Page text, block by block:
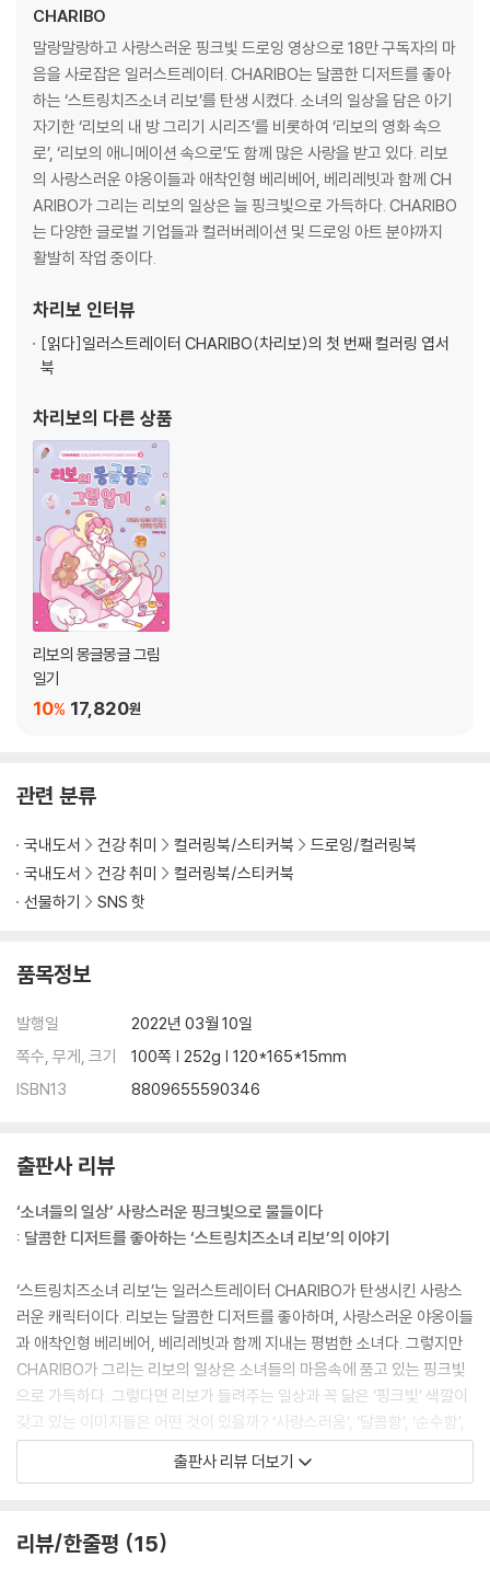
ll of pictures of Charibo's heart, which knows better than anyo
ne else what the girls like, what they think, and what concerns
they have. If you open the postcard book, you can see the thri
lling daily lives of "String Cheese Girl Ribo," who likes sweet de
sserts, lovely cats, Ribo's attachment doll Berry Bear, and Berr
y Rabbit in pictures. It is made of a 120×165mm postcard that f
its right into your hand, making it a good pink item to carry any
time, anywhere, or to give as a gift to someone.
Before opening the book, you have to hold onto your poundin
ng" and "Ban.Min," which contain the daily lives of Ribo, who ma
paintings, including Elementary School, [Favorite Selfie], [Vale
ntine's Day], [Sweet Home], [Mongle Mongle Daku], and [Dre
am Car], [Giant Country], and [Halloween], will be met in a col
oring postcard. Let's use the coloring postcard like this. Let's
gently convey my pink heart with a "pink prop" that decorates
my room with a "document item" that can be colored beautiful
ly with my own sensibility and color or a "postcard" that sends
letters to my favorite friends. Also, on sweet days such as Val
entine's Day and White Day, why don't we give a heart-flutteri
ng excitement with Ribo's pink coloring postcard?
* There are 4 pink colored illustration postcards and 46 colori
ng postcards.
19. Ribo’s Full Moon _ 소원을 말해봐
20. Ribo’s Picture _ 추억 소환
21. Ribo’s Room _ 초대
22. Ribo’s Dress Room _ 스타일
23. Ribo’s Pink _ 스위트 홈
24. Ribo’s Routine _ 피부 관리는 필수
25. Ribo’s Peace _ 힐링 요가
26. Ribo’s Pajamas _ 신나는 홈파티
27. Ribo’s Joy _ 인형의 집
28. Ribo’s Challenge _ 댄스
30. Ribo’s Schedule _ 고양이 집사
32. Ribo’s Call _ 남자친구
33. Ribo’s Sticker _ 몽글몽글 다꾸
34. Ribo’s Look book _ 봄 소풍
35. Ribo’s Like _ 애정템
36. Ribo’s Cake _ 레인보우
37. Ribo’s Chocolate _ 밸런타인데이
38. Ribo’s Candy _ 화이트데이
39. Ribo’s Adventure _ 회전목마
40. Ribo’s Drive _ 드림 카
41. Ribo’s Happiness _ 생일을 축하해
42. Ribo’s Fairy Tale _ 거인 나라
43. Ribo’s Play _ 아기 인형
44. Ribo’s Study _서점
46. Ribo’s Speed _ 바쁜 가게
49. Ribo’s Skate _ 겨울 나라
CHARIBO
말랑말랑하고 사랑스러운 핑크빛 드로잉 영상으로 18만 구독자의 마
음을 사로잡은 일러스트레이터. CHARIBO는 달콤한 디저트를 좋아
하는 ‘스트링치즈소녀 리보’를 탄생 시켰다. 소녀의 일상을 담은 아기
자기한 ‘리보의 내 방 그리기 시리즈’를 비롯하여 ‘리보의 영화 속으
로’, ‘리보의 애니메이션 속으로’도 함께 많은 사랑을 받고 있다. 리보
의 사랑스러운 야옹이들과 애착인형 베리베어, 베리레빗과 함께 CH
ARIBO가 그리는 리보의 일상은 늘 핑크빛으로 가득하다. CHARIBO
는 다양한 글로벌 기업들과 컬러버레이션 및 드로잉 아트 분야까지
활발히 작업 중이다.
차리보 인터뷰
[읽다] 일러스트레이터 CHARIBO(차리보)의 첫 번째 컬러링 엽서
북
차리보의 다른 상품
리보의 몽글몽글 그림
일기
17,820원
10%
관련 분류
국내도서 건강 취미 컬러링북/스티커북
드로잉/컬러링북
국내도서
건강 취미
컬러링북/스티커북
선물하기
SNS 핫
품목정보
발행일
2022년 03월 10일
쪽수, 무게, 크기
100쪽 | 252g | 120*165*15mm
ISBN13
8809655590346
출판사 리뷰
‘소녀들의 일상’ 사랑스러운 핑크빛으로 물들이다
: 달콤한 디저트를 좋아하는 ‘스트링치즈소녀 리보’의 이야기
‘스트링치즈소녀 리보’는 일러스트레이터 CHARIBO가 탄생시킨 사랑스
러운 캐릭터이다. 리보는 달콤한 디저트를 좋아하며, 사랑스러운 야옹이들
과 애착인형 베리베어, 베리레빗과 함께 지내는 평범한 소녀다. 그렇지만
CHARIBO가 그리는 리보의 일상은 소녀들의 마음속에 품고 있는 핑크빛
으로 가득하다. 그렇다면 리보가 들려주는 일상과 꼭 닮은 ‘핑크빛’ 색깔이
갖고 있는 이미지들은 어떤 것이 있을까? ‘사랑스러움’, ‘달콤함’, ‘순수함’,
‘설렘’ 등 이렇게 한 가지의 색깔이 들려주는 놀랍고 두근거리는 감정 덕분
에 핑크의 매력에 푹 빠져 본 사람이라면 누구나 한번쯤은 ‘핑크빛 일상’이
‘핑크빛 일상’은 꿈꿔왔던 나의 미래, 나의 세계가 현실로 발휘되는 순간
출판사 리뷰 더보기
리뷰/한줄평 15